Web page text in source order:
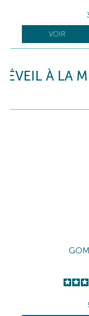
VOIR
ÉVEIL À LA